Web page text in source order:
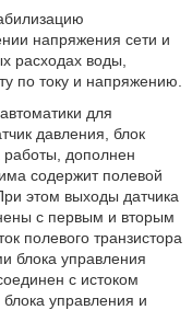
напряжения сети и
расходах воды,
по току и напряжению.
для
давления, блок
работы, дополнен
содержит полевой
этом выходы датчика
с первым и вторым
полевого транзистора
блока управления
с истоком
управления и